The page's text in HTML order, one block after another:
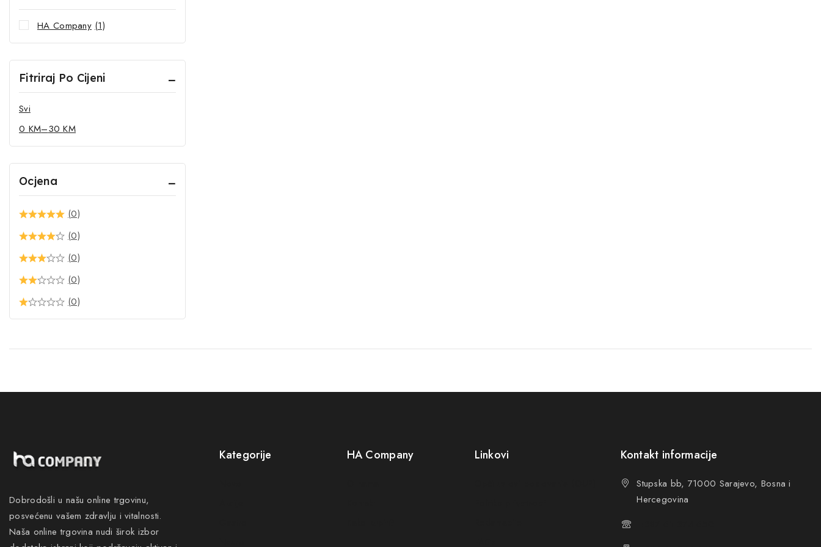
HA Company (1)
Fitriraj Po Cijeni
Svi
0 KM–30KM
Ocjena
(0)
(0)
(0)
(0)
(0)
Dobrodošli u našu online trgovinu,
posvećenu vašem zdravlju i vitalnosti.
Naša online trgovina nudi širok izbor
Kategorije HA Company Linkovi Kontakt informacije
Stupska bb, 71000 Sarajevo, Bosna i
Hercegovina